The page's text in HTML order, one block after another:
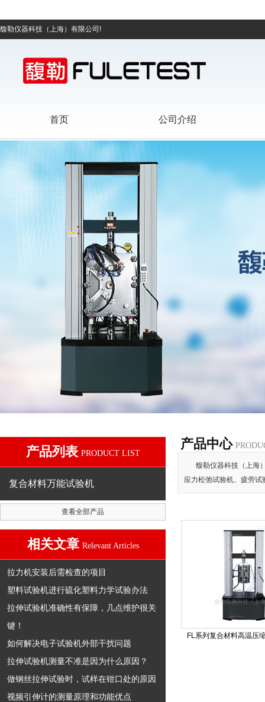
馥勒仪器科技（上海）有限公司!
首页 公司介绍
产品列表 PRODUCT LIST
复合材料万能试验机
查看全部产品
相关文章 Relevant Articles
拉力机安装后需检查的项目
塑料试验机进行硫化塑料力学试验办法
拉伸试验机准确性有保障，几点维护很关
键！
如何解决电子试验机外部干扰问题
拉伸试验机测量不准是因为什么原因？
做钢丝拉伸试验时，试样在钳口处的原因
视频引伸计的测量原理和功能优点
产品中心
馥勒仪器科技（上海
应力松弛试验机、疲劳
FL系列复合材料高温压